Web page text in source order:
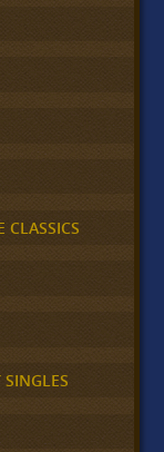
CLASSICS
SINGLES